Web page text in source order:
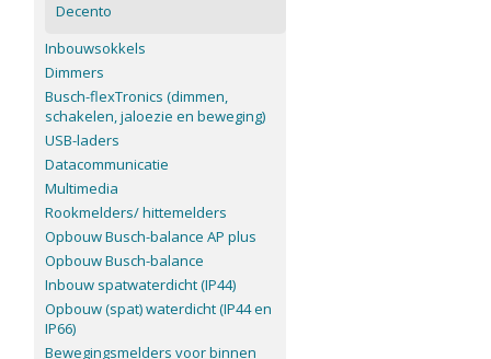
Decento
Inbouwsokkels
Dimmers
Busch-flexTronics (dimmen,
schakelen, jaloezie en beweging)
USB-laders
Datacommunicatie
Multimedia
Rookmelders/ hittemelders
Opbouw Busch-balance AP plus
Opbouw Busch-balance
Inbouw spatwaterdicht (IP44)
Opbouw (spat) waterdicht (IP44 en
IP66)
Bewegingsmelders voor binnen